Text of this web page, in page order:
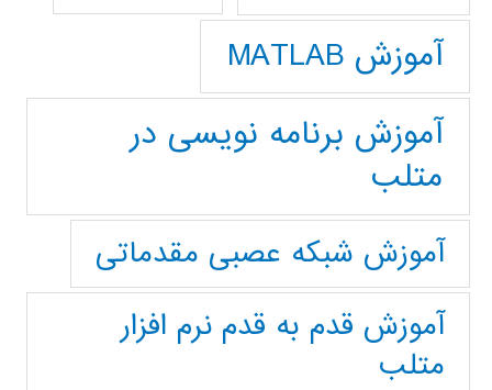
آموزش MATLAB
آموزش برنامه نویسی در
متلب
آموزش شبکه عصبی مقدماتی
آموزش قدم به قدم نرم افزار
متلب